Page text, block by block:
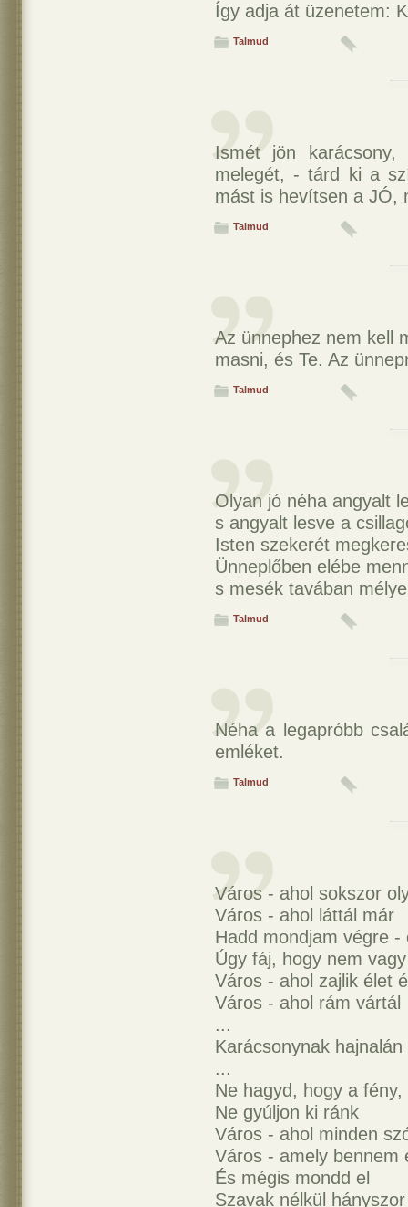
Így adja át üzenetem:
Talmud
Ismét jön
melegét, - tárd ki a
mást is hevítsen a JÓ,
Talmud
Az ünnephez nem kell
masni, és Te. Az
Talmud
Olyan jó néha angyalt
s angyalt lesve a
Isten szekerét
Ünneplőben elébe
s mesék tavában
Talmud
Néha a legapróbb
emléket.
Talmud
Város - ahol sokszor
Város - ahol láttál már
Hadd mondjam végre
Úgy fáj, hogy nem
Város - ahol zajlik élet
Város - ahol rám vártál
...
Karácsonynak hajnalán
...
Ne hagyd, hogy a
Ne gyúljon ki ránk
Város - ahol minden
Város - amely bennem
És mégis mondd el
Szavak nélkül